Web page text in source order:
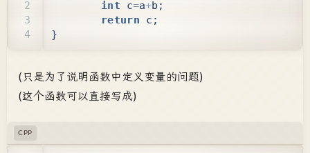
4
int c=a+b ;
return
c ;
}
(只是为了说明函数中定义变量的问题)
(这个函数可以直接写成)
CPP